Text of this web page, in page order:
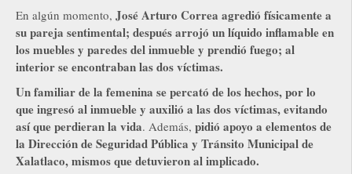
En algún momento, José Arturo Correa agredió físicamente a
su pareja sentimental; después arrojó un líquido inflamable en
los muebles y paredes del inmueble y prendió fuego; al
interior se encontraban las dos víctimas.
Un familiar de la femenina se percató de los hechos, por lo
que ingresó al inmueble y auxilió a las dos víctimas, evitando
así que perdieran la vida. Además, pidió apoyo a elementos de
la Dirección de Seguridad Pública y Tránsito Municipal de
Xalatlaco, mismos que detuvieron al implicado.